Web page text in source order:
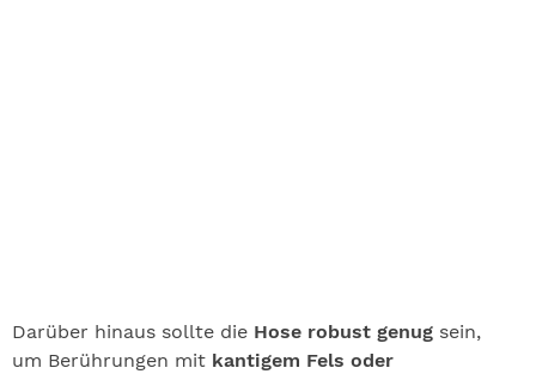
Darüber hinaus sollte die Hose robust genug sein,
um Berührungen mit kantigem Fels oder